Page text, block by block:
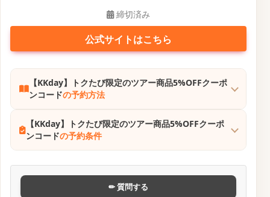
締切済み
公式サイトはこちら
【KKday】トクたび限定のツアー商品5%OFFクーポ
ンコードの予約方法
【KKday】トクたび限定のツアー商品5%OFFクーポ
ンコードの予約条件
✏ 質問する